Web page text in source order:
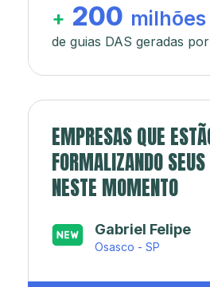
+ 200 milhões
de guias DAS geradas
EMPRESAS QUE
FORMALIZANDO
NESTE MOMENTO
Japa’s açaí e
Rio de Janeiro - RJ